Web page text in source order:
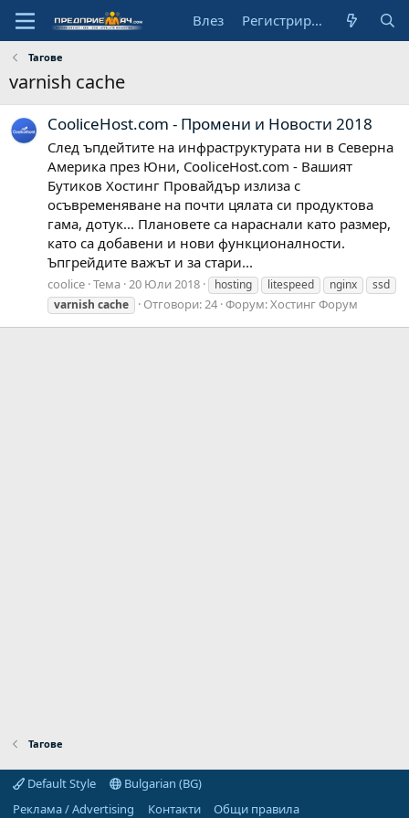
Влез Регистрирай се
Тагове
varnish cache
CooliceHost.com - Промени и Новости 2018
След ъпдейтите на инфраструктурата ни в Северна
Америка през Юни, CooliceHost.com - Вашият
Бутиков Хостинг Провайдър излиза с
осъвременяване на почти цялата си продуктова
гама, дотук... Плановете са нараснали като размер,
като са добавени и нови функционалности.
Ъпгрейдите важът и за стари...
coolice Тема 20 Юли 2018 hosting litespeed nginx
ssd
varnish cache Отговори: 24 Форум:Хостинг Форум
Тагове
Default Style
Bulgarian (BG)
Реклама / Advertising
Контакти
Общи правила